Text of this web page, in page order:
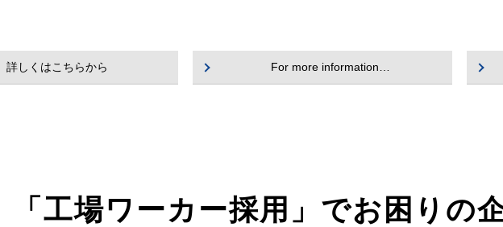
詳しくはこちらから For more information…
「工場ワーカー採用」でお困りの